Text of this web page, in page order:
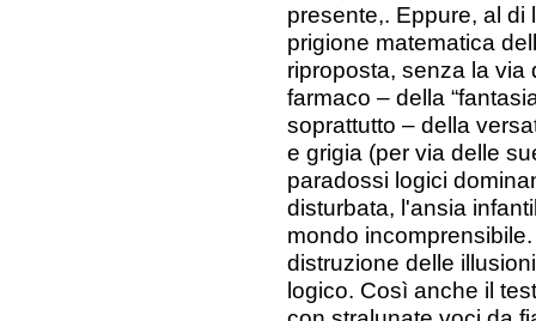
presente,. Eppure, al di
prigione matematica
riproposta, senza la via
farmaco – della
soprattutto – della
e grigia (per via delle
paradossi logici
disturbata, l'ansia
mondo
distruzione delle
logico. Così anche il